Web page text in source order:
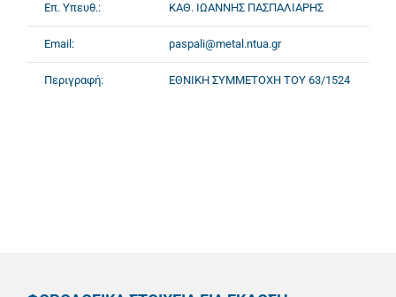
Επ. Υπευθ.: ΚΑΘ. ΙΩΑΝΝΗΣ ΠΑΣΠΑΛΙΑΡΗΣ
Email: paspali@metal.ntua.gr
Περιγραφή: ΕΘΝΙΚΗ ΣΥΜΜΕΤΟΧΗ ΤΟΥ 63/1524